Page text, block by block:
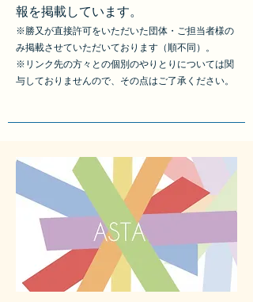
報を掲載しています。
※勝又が直接許可をいただいた団体・ご担当者様の
み掲載させていただいております（順不同）。
※リンク先の方々との個別のやりとりについては関
与しておりませんので、その点はご了承ください。